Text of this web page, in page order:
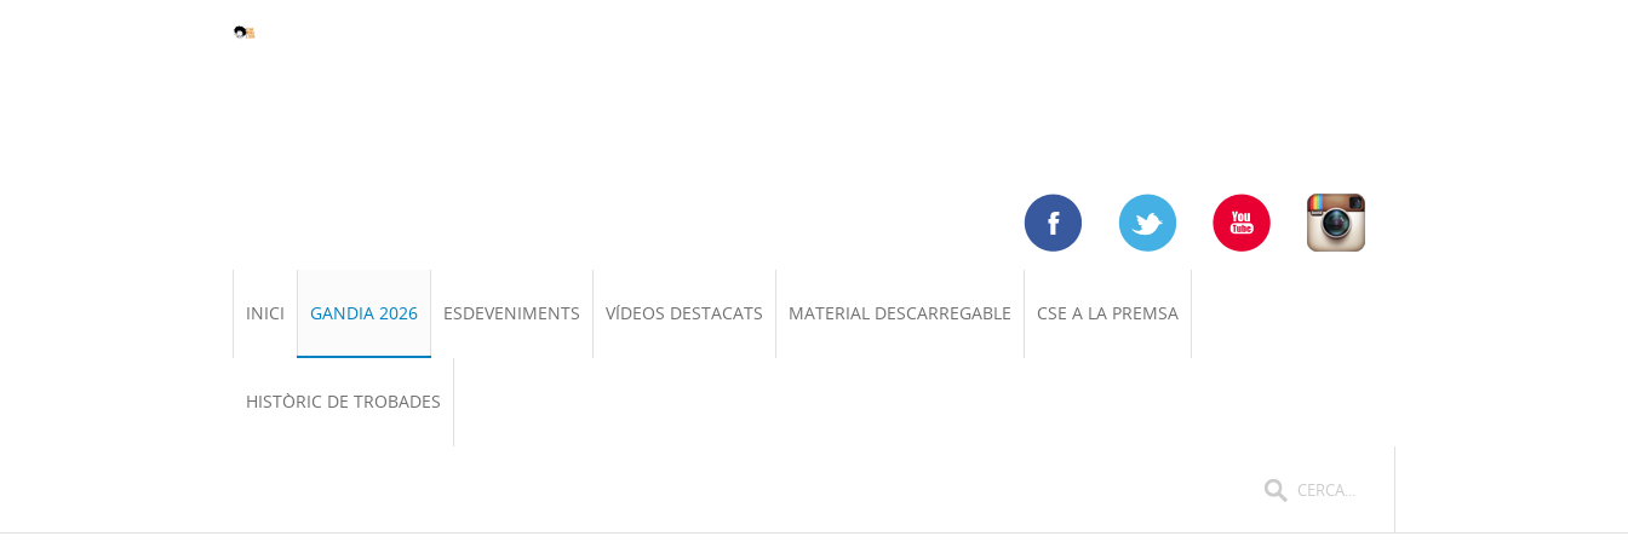
INICI GANDIA 2026 ESDEVENIMENTS VÍDEOS DESTACATS MATERIAL DESCARREGABLE CSE A LA PREMSA
HISTÒRIC DE TROBADES